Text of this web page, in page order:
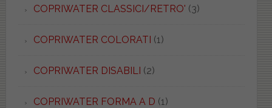
COPRIWATER CLASSICI/RETRO' (3)
COPRIWATER COLORATI (1)
COPRIWATER DISABILI (2)
COPRIWATER FORMA A D (1)